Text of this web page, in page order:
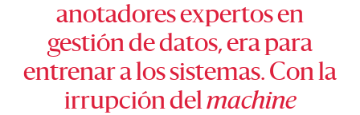
anotadores expertos en
gestión de datos, era para
entrenar a los sistemas. Con la
irrupción del machine